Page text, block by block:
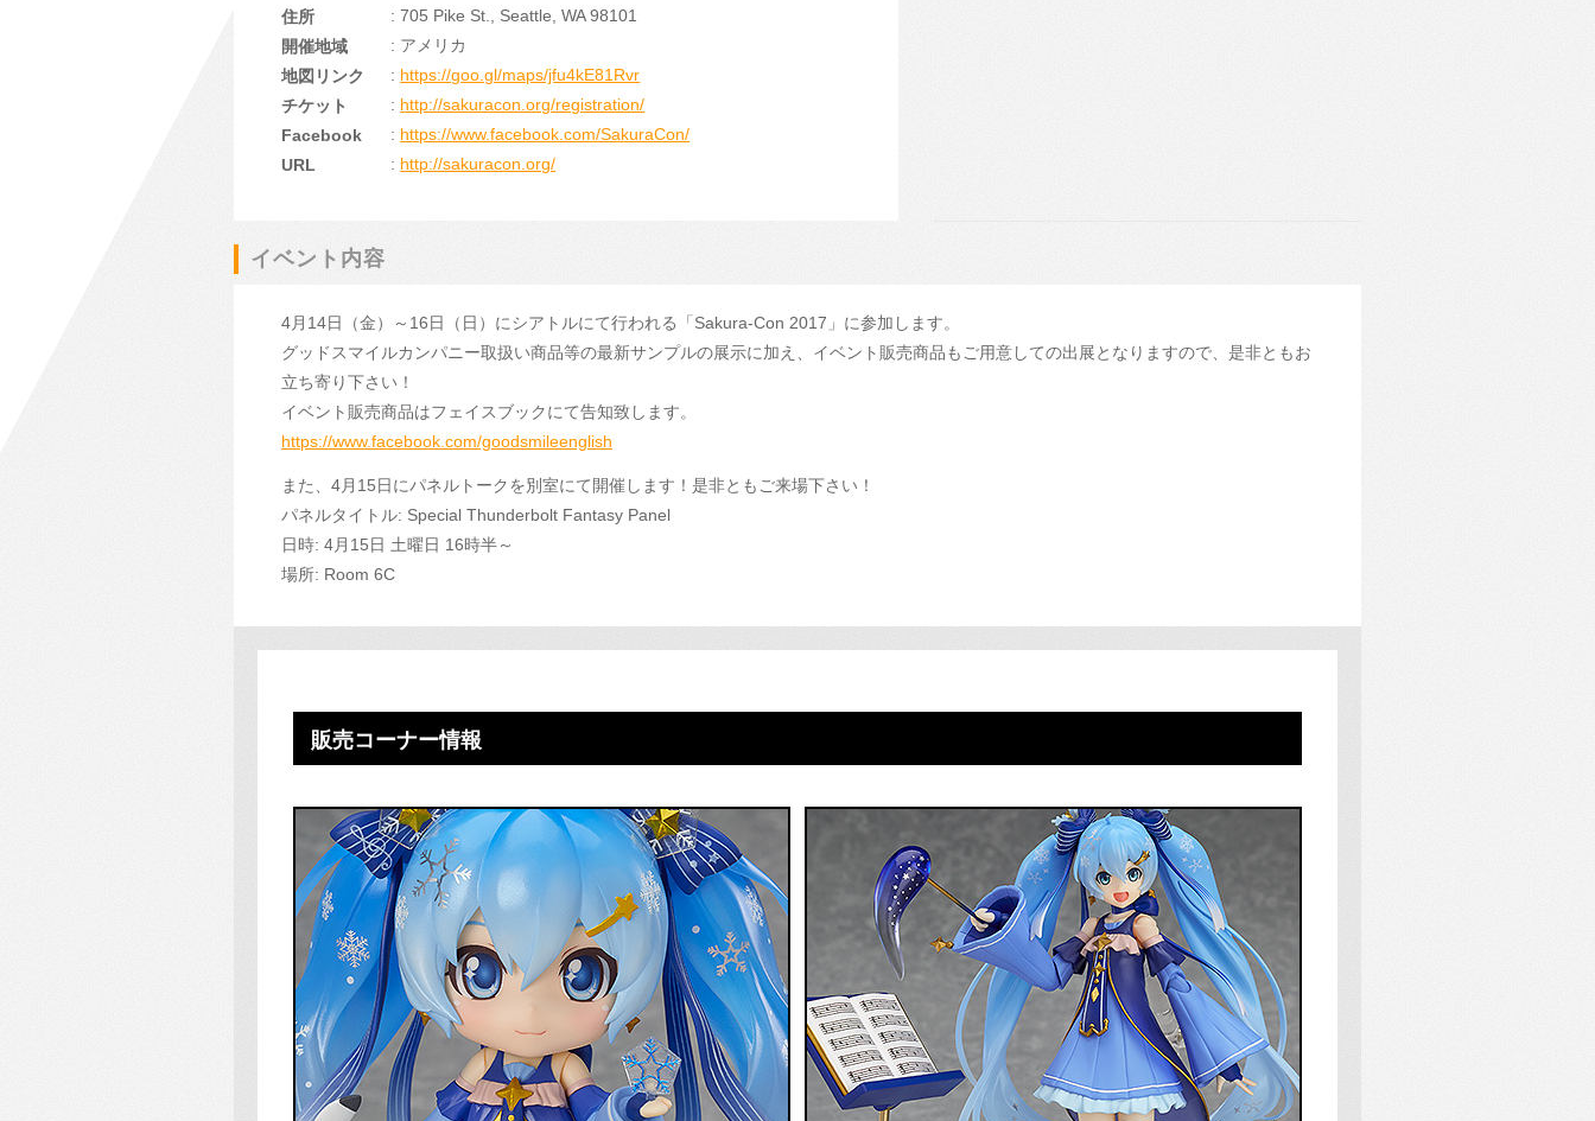
住所
: 705 Pike St., Seattle, WA 98101
開催地域
: アメリカ
地図リンク
: https://goo.gl/maps/jfu4kE81Rvr
チケット
: http://sakuracon.org/registration/
Facebook
: https://www.facebook.com/SakuraCon/
URL
: http://sakuracon.org/
イベント内容
4月14日（金）～16日（日）にシアトルにて行われる「Sakura-Con 2017」に参加します。
グッドスマイルカンパニー取扱い商品等の最新サンプルの展示に加え、イベント販売商品もご用意しての出展となりますので、是非ともお
立ち寄り下さい！
イベント販売商品はフェイスブックにて告知致します。
https://www.facebook.com/goodsmileenglish
また、4月15日にパネルトークを別室にて開催します！是非ともご来場下さい！
パネルタイトル: Special Thunderbolt Fantasy Panel
日時: 4月15日 土曜日 16時半～
場所: Room 6C